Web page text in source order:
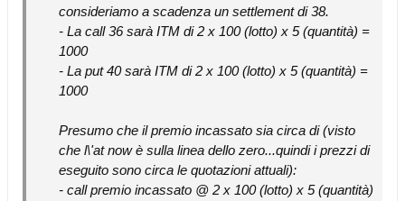
consideriamo a scadenza un settlement di 38.
- La call 36 sarà ITM di 2 x 100 (lotto) x 5 (quantità) =
1000
- La put 40 sarà ITM di 2 x 100 (lotto) x 5 (quantità) =
1000
Presumo che il premio incassato sia circa di (visto
che l\'at now è sulla linea dello zero...quindi i prezzi di
eseguito sono circa le quotazioni attuali):
- call premio incassato @ 2 x 100 (lotto) x 5 (quantità)